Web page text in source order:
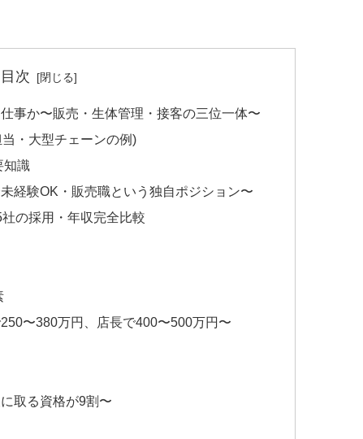
目次
事か〜販売・生体管理・接客の三位一体〜
・大型チェーンの例)
知識
経験OK・販売職という独自ポジション〜
の採用・年収完全比較
〜380万円、店長で400〜500万円〜
取る資格が9割〜